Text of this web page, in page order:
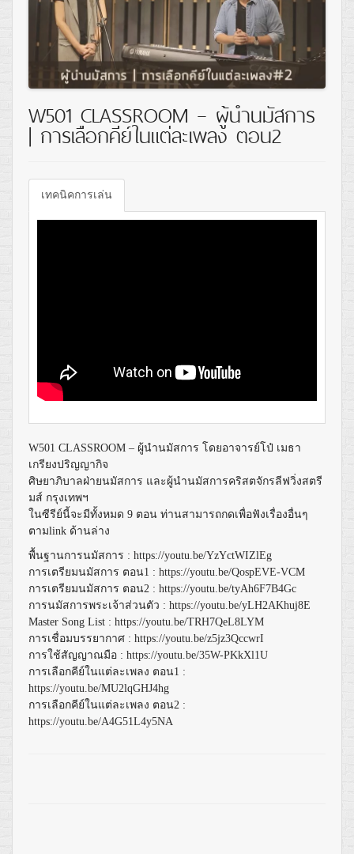
W501 CLASSROOM – ผู้นำนมัสการ
| การเลือกคีย์ในแต่ละเพลง ตอน2
เทคนิคการเล่น
W501 CLASSROOM – ผู้นำนมัสการ โดยอาจารย์โป๋ เมธา
เกรียงปริญญากิจ
ศิษยาภิบาลฝ่ายนมัสการ และผู้นำนมัสการคริสตจักรลีฟวิ่งสตรี
มส์ กรุงเทพฯ
ในซีรีย์นี้จะมีทั้งหมด 9 ตอน ท่านสามารถกดเพื่อฟังเรื่องอื่นๆ
ตามlink ด้านล่าง
พื้นฐานการนมัสการ : https://youtu.be/YzYctWIZlEg
การเตรียมนมัสการ ตอน1 : https://youtu.be/QospEVE-VCM
การเตรียมนมัสการ ตอน2 : https://youtu.be/tyAh6F7B4Gc
การนมัสการพระเจ้าส่วนตัว : https://youtu.be/yLH2AKhuj8E
Master Song List : https://youtu.be/TRH7QeL8LYM
การเชื่อมบรรยากาศ : https://youtu.be/z5jz3QccwrI
การใช้สัญญาณมือ : https://youtu.be/35W-PKkXl1U
การเลือกคีย์ในแต่ละเพลง ตอน1 :
https://youtu.be/MU2lqGHJ4hg
การเลือกคีย์ในแต่ละเพลง ตอน2 :
https://youtu.be/A4G51L4y5NA